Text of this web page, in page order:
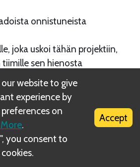
onnistuneista
joka uskoi tähän projektiin,
sen hienosta
Robinille,
(ja Lolalle!) ja Davidille
huomioista. Kiitokset
jotka tutustuitte Sky Teamiin
ja lähditte mukaamme
website to give
experience by
on
.
you consent to
Accept